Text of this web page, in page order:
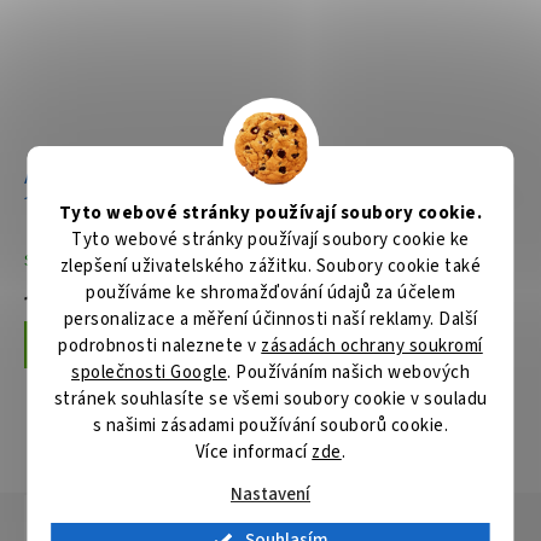
Tyto webové stránky používají soubory cookie.
Tyto webové stránky používají soubory cookie ke
zlepšení uživatelského zážitku. Soubory cookie také
používáme ke shromažďování údajů za účelem
personalizace a měření účinnosti naší reklamy. Další
podrobnosti naleznete v zásadách ochrany soukromí
společnosti Google. Používáním našich webových
stránek souhlasíte se všemi soubory cookie v souladu
s našimi zásadami používání souborů cookie.
Více informacízde.
Nastavení
Aku pila ocaska Li-ion LXT
18V/5,0Ah
Skladem
11 079 Kč
Do košíku
Aku pila ocaska Li-ion LXT
Skladem
3 659 Kč
Do košíku
ZOBRAZIT VŠECHNY SOUVISEJÍCÍ PRODUKTY
Popis Hodnocení Diskuze